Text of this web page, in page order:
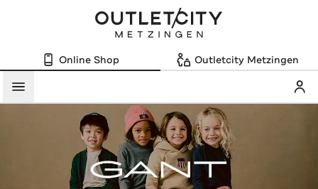
Online Shop Outletcity Metzingen
Menü